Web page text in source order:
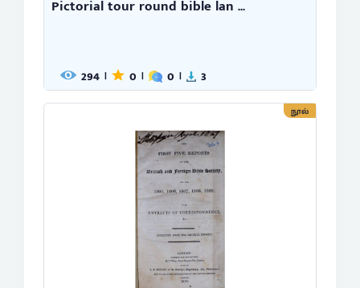
Pictorial tour round bible lan ...
294 | 0 | 0 | 3
நூல்